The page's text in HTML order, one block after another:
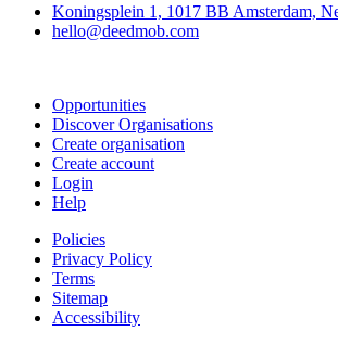
Koningsplein 1, 1017 BB Amsterdam,
hello@deedmob.com
Opportunities
Discover Organisations
Create organisation
Create account
Login
Help
Policies
Privacy Policy
Terms
Sitemap
Accessibility